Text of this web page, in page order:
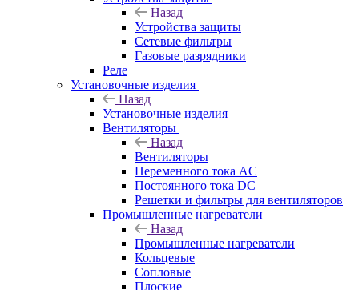
Назад
Устройства защиты
Сетевые фильтры
Газовые разрядники
Реле
Установочные изделия
Назад
Установочные изделия
Вентиляторы
Назад
Вентиляторы
Переменного тока AC
Постоянного тока DC
Решетки и фильтры для вентиляторов
Промышленные нагреватели
Назад
Промышленные нагреватели
Кольцевые
Сопловые
Плоские